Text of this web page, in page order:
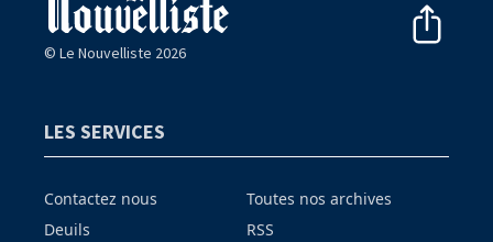
© Le Nouvelliste 2026
LES SERVICES
Contactez nous
Deuils
Toutes nos archives
RSS